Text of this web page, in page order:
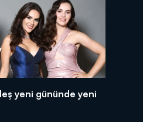
yeni gününde yeni